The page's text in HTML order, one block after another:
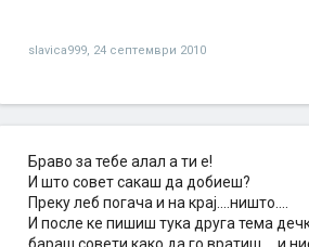
slavica999, 24 септември 2010
Браво за тебе алал а ти е!
И што совет сакаш да добиеш?
Преку леб погача и на крај....ништо....
И после ке пишиш тука друга тема